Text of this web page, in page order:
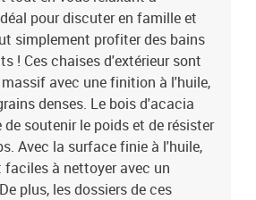
pour discuter en famille et
simplement profiter des bains
! Ces chaises d'extérieur sont
avec une finition à l'huile,
denses. Le bois d'acacia
soutenir le poids et de résister
Avec la surface finie à l'huile,
à nettoyer avec un
plus, les dossiers de ces